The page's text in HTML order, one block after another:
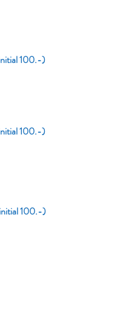
100.-)
100.-)
100.-)